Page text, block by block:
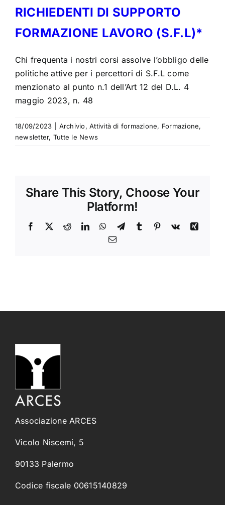
RICHIEDENTI DI SUPPORTO
FORMAZIONE LAVORO (S.F.L)*
Chi frequenta i nostri corsi assolve l’obbligo delle
politiche attive per i percettori di S.F.L come
menzionato al punto n.1 dell’Art 12 del D.L. 4
maggio 2023, n. 48
18/09/2023 Archivio,Attività di formazione, Formazione,
newsletter, Tutte le News
Share This Story, Choose Your
Platform!
Facebook
X RedditLinkedInWhatsApp
TelegramTumblr Pinterest
Vk
Xing
Email
Associazione ARCES
Vicolo Niscemi, 5
90133 Palermo
Codice fiscale 00615140829